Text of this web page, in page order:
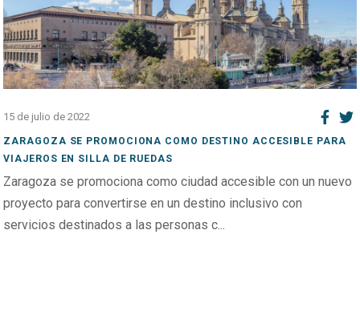
15 de julio de 2022
ZARAGOZA SE PROMOCIONA COMO DESTINO ACCESIBLE PARA
VIAJEROS EN SILLA DE RUEDAS
Zaragoza se promociona como ciudad accesible con un nuevo
proyecto para convertirse en un destino inclusivo con
servicios destinados a las personas c...